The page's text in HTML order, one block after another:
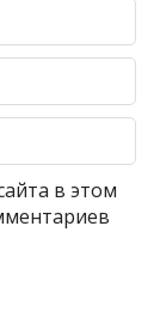
в этом